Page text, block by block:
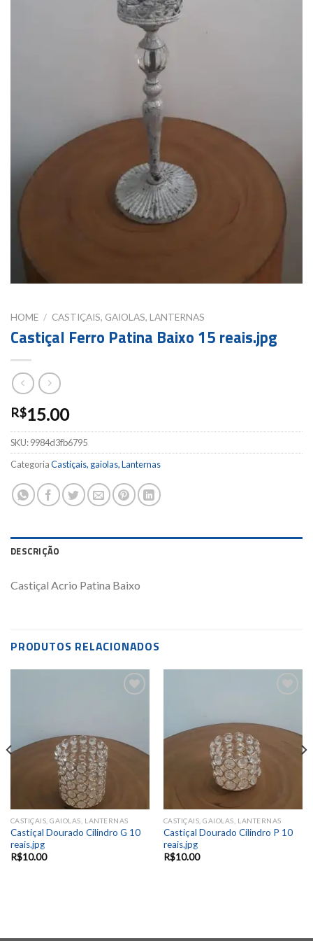
HOME / CASTIÇAIS, GAIOLAS, LANTERNAS
Castiçal Ferro Patina Baixo 15 reais.jpg
R$15.00
SKU:9984d3fb6795
CategoriaCastiçais, gaiolas, Lanternas
DESCRIÇÃO
Castiçal Acrio Patina Baixo
PRODUTOS RELACIONADOS
CASTIÇAIS, GAIOLAS, LANTERNAS
Castiçal Dourado Cilindro G 10
reais.jpg
R$10.00
CASTIÇAIS, GAIOLAS, LANTERNAS
Castiçal Dourado Cilindro P 10
reais.jpg
R$10.00